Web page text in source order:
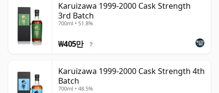
Karuizawa 1999-2000 Cask Strength
3rd Batch
700ml • 51.8%
₩405만 ?
Karuizawa 1999-2000 Cask Strength 4th
Batch
700ml • 48.5%